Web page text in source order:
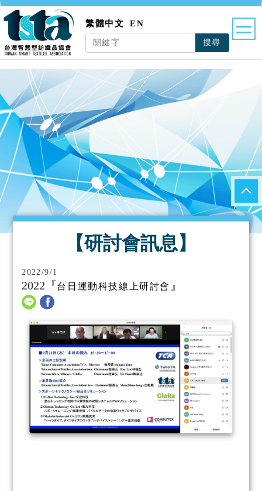
繁體中文 EN
搜尋
【研討會訊息】
2022/9/1
2022『台日運動科技線上研討會 』